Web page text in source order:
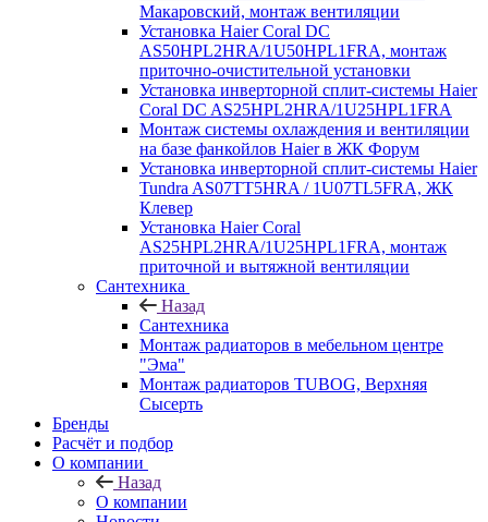
Макаровский, монтаж вентиляции
Установка Haier Coral DC
AS50HPL2HRA/1U50HPL1FRA, монтаж
приточно-очистительной установки
Установка инверторной сплит-системы Haier
Coral DC AS25HPL2HRA/1U25HPL1FRA
Монтаж системы охлаждения и вентиляции
на базе фанкойлов Haier в ЖК Форум
Установка инверторной сплит-системы Haier
Tundra AS07TT5HRA / 1U07TL5FRA, ЖК
Клевер
Установка Haier Coral
AS25HPL2HRA/1U25HPL1FRA, монтаж
приточной и вытяжной вентиляции
Сантехника
Назад
Сантехника
Монтаж радиаторов в мебельном центре
"Эма"
Монтаж радиаторов TUBOG, Верхняя
Сысерть
Бренды
Расчёт и подбор
О компании
Назад
О компании